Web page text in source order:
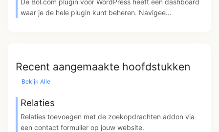
waar je de hele plugin kunt beheren. Navigee...
Recent aangemaakte hoofdstukken
Bekijk Alle
Relaties
Relaties toevoegen met de zoekopdrachten addon via
een contact formulier op jouw website.